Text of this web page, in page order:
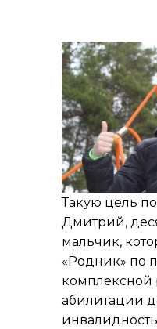
Такую цель
Дмитрий,
мальчик,
«Родник» по
комплексной
абилитации